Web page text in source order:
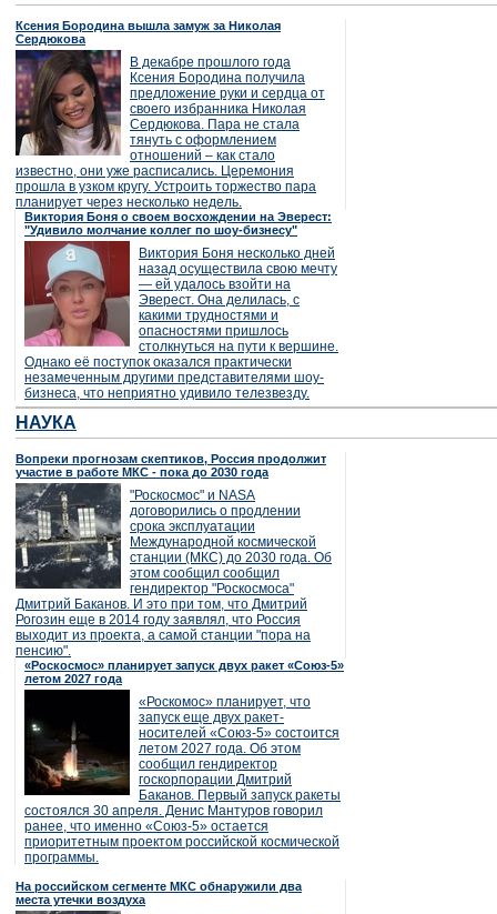
Ксения Бородина вышла замуж за Николая
Сердюкова
В декабре прошлого года
Ксения Бородина получила
предложение руки и сердца от
своего избранника Николая
Сердюкова. Пара не стала
тянуть с оформлением
отношений – как стало
известно, они уже расписались. Церемония
прошла в узком кругу. Устроить торжество пара
планирует через несколько недель.
Виктория Боня о своем восхождении на Эверест:
"Удивило молчание коллег по шоу-бизнесу"
Виктория Боня несколько дней
назад осуществила свою мечту
— ей удалось взойти на
Эверест. Она делилась, с
какими трудностями и
опасностями пришлось
столкнуться на пути к вершине.
Однако её поступок оказался практически
незамеченным другими представителями шоу-
бизнеса, что неприятно удивило телезвезду.
НАУКА
Вопреки прогнозам скептиков, Россия продолжит
участие в работе МКС - пока до 2030 года
"Роскосмос" и NASA
договорились о продлении
срока эксплуатации
Международной космической
станции (МКС) до 2030 года. Об
этом сообщил сообщил
гендиректор "Роскосмоса"
Дмитрий Баканов. И это при том, что Дмитрий
Рогозин еще в 2014 году заявлял, что Россия
выходит из проекта, а самой станции "пора на
пенсию".
«Роскосмос» планирует запуск двух ракет «Союз-5»
летом 2027 года
«Роскомос» планирует, что
запуск еще двух ракет-
носителей «Союз-5» состоится
летом 2027 года. Об этом
сообщил гендиректор
госкорпорации Дмитрий
Баканов. Первый запуск ракеты
состоялся 30 апреля. Денис Мантуров говорил
ранее, что именно «Союз-5» остается
приоритетным проектом российской космической
программы.
На российском сегменте МКС обнаружили два
места утечки воздуха